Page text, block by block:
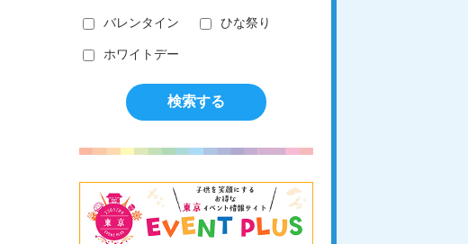
バレンタイン ひな祭り
ホワイトデー